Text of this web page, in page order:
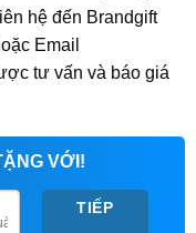
hệ đến Brandgift
Email
tư vấn và báo giá
VỚI!
TIẾP